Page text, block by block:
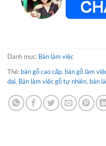
Danh mục: Bàn làm việc
Thẻ: bàn gỗ cao cấp, bàn gỗ làm
đại, Bàn làm việc gỗ tự nhiên, bàn